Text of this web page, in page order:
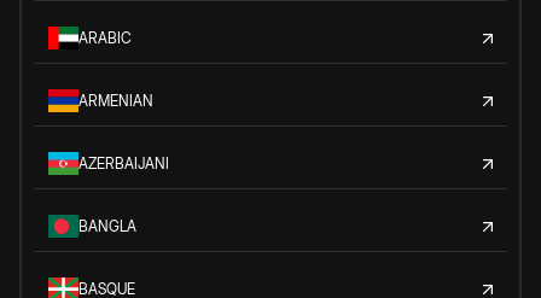
ARABIC
ARMENIAN
AZERBAIJANI
BANGLA
BASQUE